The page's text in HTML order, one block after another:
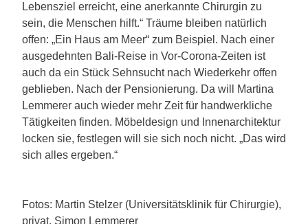
Lebensziel erreicht, eine anerkannte Chirurgin zu
sein, die Menschen hilft.“ Träume bleiben natürlich
offen: „Ein Haus am Meer“ zum Beispiel. Nach einer
ausgedehnten Bali-Reise in Vor-Corona-Zeiten ist
auch da ein Stück Sehnsucht nach Wiederkehr offen
geblieben. Nach der Pensionierung. Da will Martina
Lemmerer auch wieder mehr Zeit für handwerkliche
Tätigkeiten finden. Möbeldesign und Innenarchitektur
locken sie, festlegen will sie sich noch nicht. „Das wird
sich alles ergeben.“
Fotos: Martin Stelzer (Universitätsklinik für Chirurgie),
privat, Simon Lemmerer